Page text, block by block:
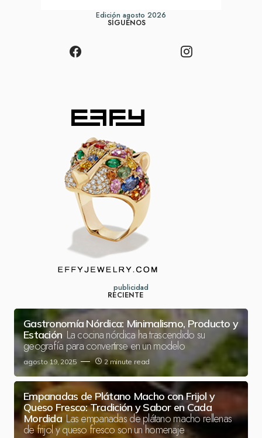
Edición agosto 2026
SÍGUENOS
publicidad
RECIENTE
Gastronomía Nórdica: Minimalismo, Producto y
Estación La cocina nórdica ha trascendido su
geografía para convertirse en un modelo
agosto 19, 2025 2 minute read
Empanadas de Plátano Macho con Frijol y
Queso Fresco: Tradición y Sabor en Cada
Mordida Las empanadas de plátano macho rellenas
de frijol y queso fresco son un homenaje